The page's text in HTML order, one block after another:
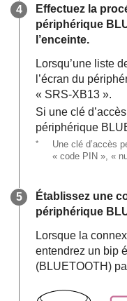
Effectuez la
périphérique
l’enceinte.
Lorsqu’une liste
l’écran du
« SRS-XB13 ».
Si une clé d’accès
périphérique
*
Une clé d’accès
« code PIN », «
Établissez une
périphérique
Lorsque la
entendrez un bip
(BLUETOOTH)